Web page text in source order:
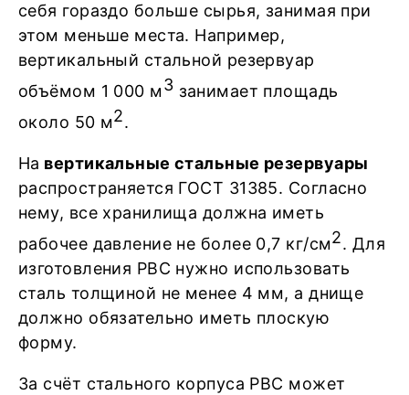
себя гораздо больше сырья, занимая при
этом меньше места. Например,
вертикальный стальной резервуар
объёмом 1 000 м3 занимает площадь
около 50 м2.
На вертикальные стальные резервуары
распространяется ГОСТ 31385. Согласно
нему, все хранилища должна иметь
рабочее давление не более 0,7 кг/см2. Для
изготовления РВС нужно использовать
сталь толщиной не менее 4 мм, а днище
должно обязательно иметь плоскую
форму.
За счёт стального корпуса РВС может